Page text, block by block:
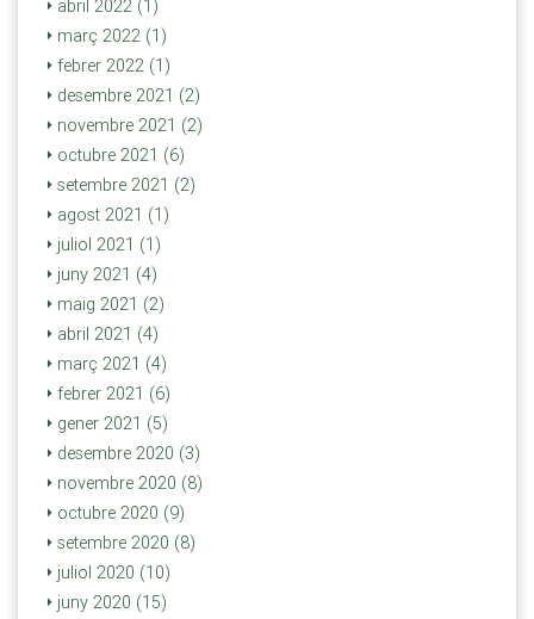
abril 2022 (1)
març 2022 (1)
febrer 2022 (1)
desembre 2021 (2)
novembre 2021 (2)
octubre 2021 (6)
setembre 2021 (2)
agost 2021 (1)
juliol 2021 (1)
juny 2021 (4)
maig 2021 (2)
abril 2021 (4)
març 2021 (4)
febrer 2021 (6)
gener 2021 (5)
desembre 2020 (3)
novembre 2020 (8)
octubre 2020 (9)
setembre 2020 (8)
juliol 2020 (10)
juny 2020 (15)